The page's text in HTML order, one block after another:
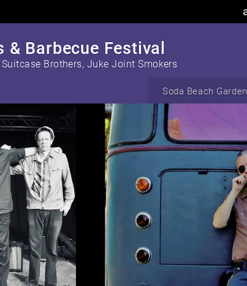
Barbecue Festival
Brothers, Juke Joint Smokers
Soda Beach Garden